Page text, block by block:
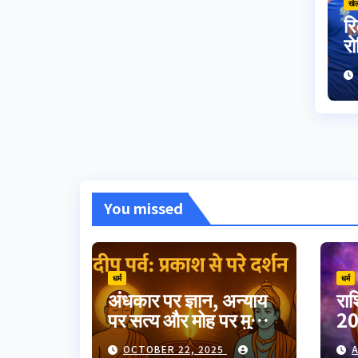
You missed
धर्म
अंधकार पर ज्ञान, अन्याय
पर सत्य और मोह पर मुक्ति
का उत्सव दीपावली।
OCTOBER 22, 2025
धर्म